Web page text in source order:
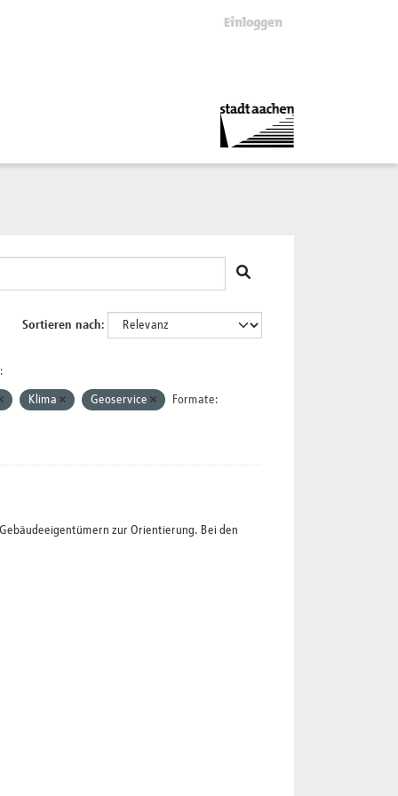
Einloggen
Sortieren nach
Klima Geoservice Formate:
zur Orientierung. Bei den